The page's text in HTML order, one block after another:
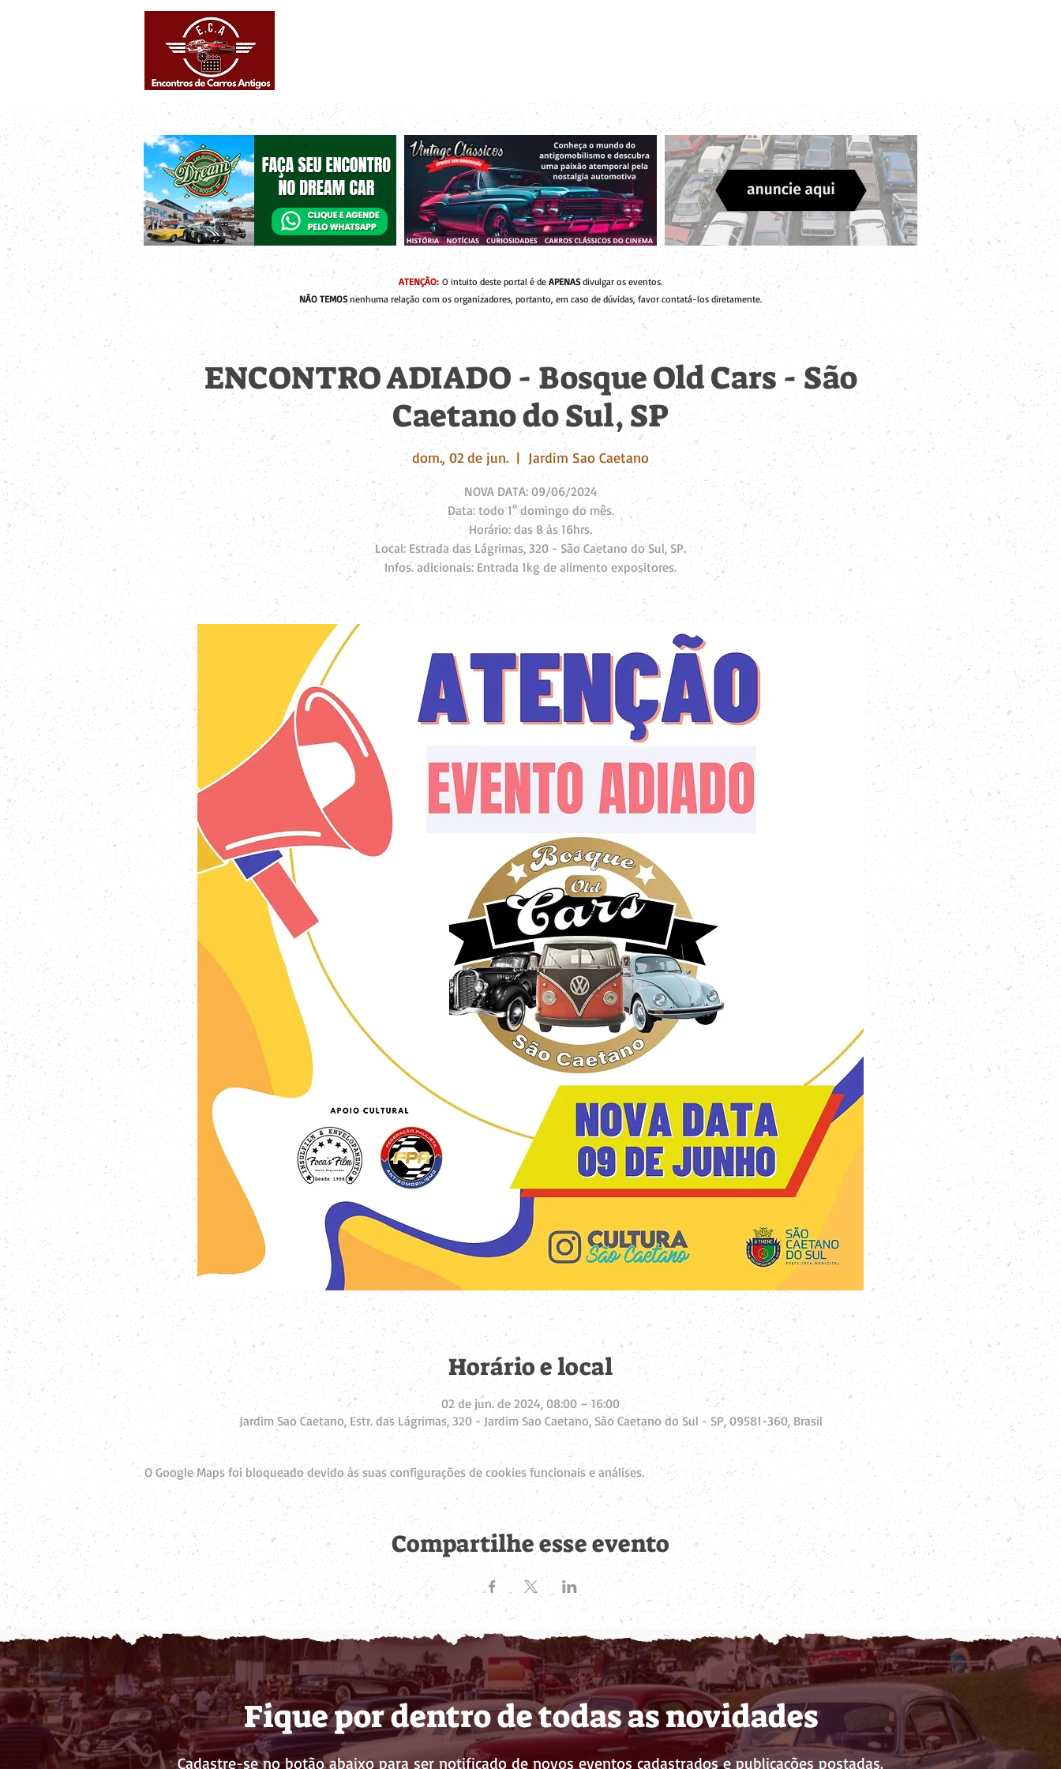
ATENÇÃO: O intuito deste portal é deAPENASdivulgar os eventos.
NÃO TEMOSnenhuma relação com os organizadores, portanto, em caso de dúvidas, favor contatá-los diretamente.
ENCONTRO ADIADO - Bosque Old Cars - São
Caetano do Sul, SP
dom., 02 de jun.
  |
Jardim Sao Caetano
NOVA DATA: 09/06/2024
Data: todo 1° domingo do mês.
Horário: das 8 às 16hrs.
Local: Estrada das Lágrimas, 320 - São Caetano do Sul, SP.
Infos. adicionais: Entrada 1kg de alimento expositores.
Horário e local
02 de jun. de 2024, 08:00 – 16:00
Jardim Sao Caetano, Estr. das Lágrimas, 320 - Jardim Sao Caetano, São Caetano do Sul - SP, 09581-360, Brasil
O Google Maps foi bloqueado devido às suas configurações de cookies funcionais e análises.
Compartilhe esse evento
Cadastre-se no botão abaixo para ser notificado de novos eventos cadastrados e publicações postadas.
Fique por dentro de todas as novidades